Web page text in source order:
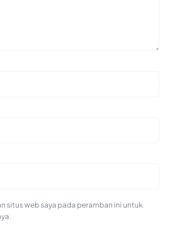
situs web saya pada peramban ini untuk